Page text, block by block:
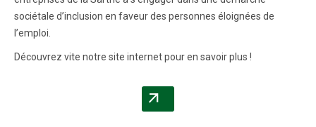
sociétale d’inclusion en faveur des personnes éloignées de
l’emploi.
Découvrez vite notre site internet pour en savoir plus !
arrow_outward